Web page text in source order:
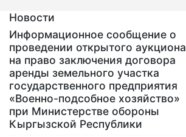
Новости
Информационное сообщение о
проведении открытого аукциона
на право заключения договора
аренды земельного участка
государственного предприятия
«Военно-подсобное хозяйство»
при Министерстве обороны
Кыргызской Республики